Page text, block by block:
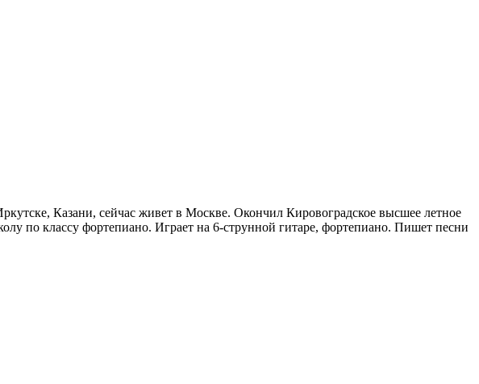
Казани, сейчас живет в Москве. Окончил Кировоградское высшее летное
по классу фортепиано. Играет на 6-струнной гитаре, фортепиано. Пишет песни